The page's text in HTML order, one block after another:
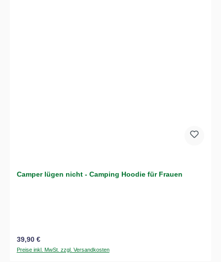
Camper lügen nicht - Camping Hoodie für Frauen
Regulärer Preis:
39,90 €
Preise inkl. MwSt. zzgl. Versandkosten